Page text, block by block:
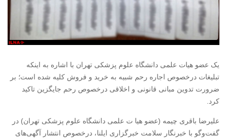
یک عضو هیات علمی دانشگاه علوم پزشکی تهران با اشاره به اینکه
تبلیغات درخصوص اجاره رحم شبیه به خرید و فروش کلیه شده است؛ بر
ضرورت تدوین مبانی قانونی و اخلاقی درخصوص رحم جایگزین تاکید
کرد.
علیرضا باقری چیمه (عضو هیا ت علمی دانشگاه علوم پزشکی تهران) در
گفت‌و‌گو با خبرنگار سلامت خبرگزاری ایلنا، درخصوص انتشار آگهی‌های